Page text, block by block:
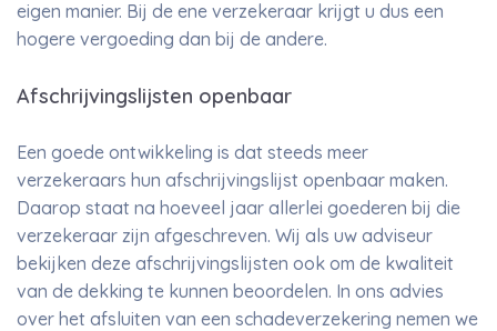
eigen manier. Bij de ene verzekeraar krijgt u dus een
hogere vergoeding dan bij de andere.
Afschrijvingslijsten openbaar
Een goede ontwikkeling is dat steeds meer
verzekeraars hun afschrijvingslijst openbaar maken.
Daarop staat na hoeveel jaar allerlei goederen bij die
verzekeraar zijn afgeschreven. Wij als uw adviseur
bekijken deze afschrijvingslijsten ook om de kwaliteit
van de dekking te kunnen beoordelen. In ons advies
over het afsluiten van een schadeverzekering nemen we